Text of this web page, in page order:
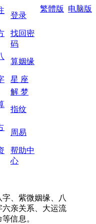
繁體版 电脑版
登录
找回密
码
算姻缘
星 座
解 梦
指纹
周易
帮助中
心
、紫微姻缘、八
亲关系、大运流
信息。